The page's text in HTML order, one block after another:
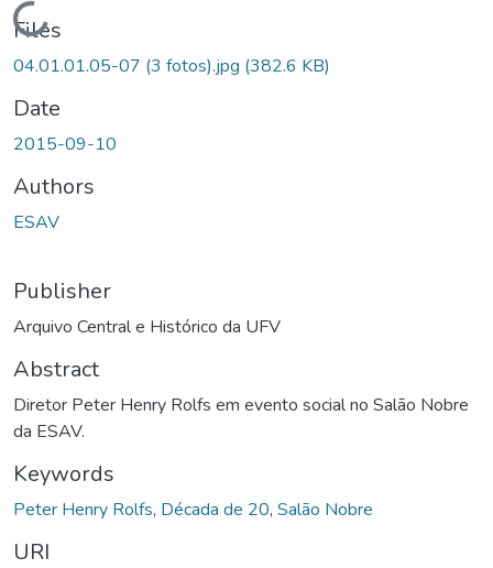
Loading...
Files
04.01.01.05-07 (3 fotos).jpg (382.6 KB)
Date
2015-09-10
Authors
ESAV
Publisher
Arquivo Central e Histórico da UFV
Abstract
Diretor Peter Henry Rolfs em evento social no Salão Nobre
da ESAV.
Keywords
Peter Henry Rolfs, Década de 20, Salão Nobre
URI